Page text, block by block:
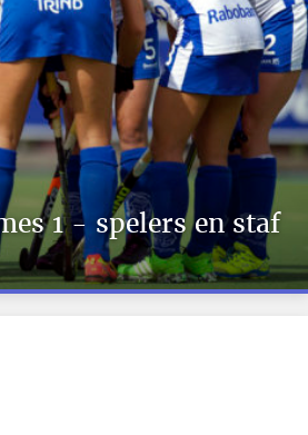
1 - spelers en staf